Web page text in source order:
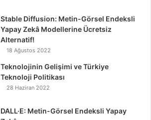
Stable Diffusion: Metin-Görsel Endeksli
Yapay Zekâ Modellerine Ücretsiz
Alternatif!
18 Ağustos 2022
Teknolojinin Gelişimi ve Türkiye
Teknoloji Politikası
28 Haziran 2022
DALL·E: Metin-Görsel Endeksli Yapay